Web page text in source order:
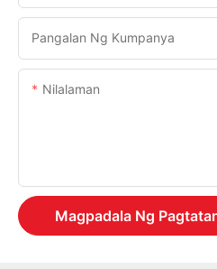
Pangalan Ng Kumpanya
Nilalaman
Magpadala Ng